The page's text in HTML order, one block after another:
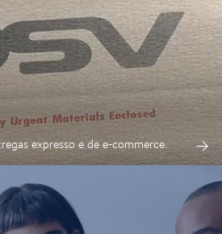
expresso e de e‑commerce.